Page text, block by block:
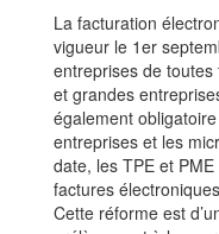
La facturation
vigueur le 1er
entreprises de toutes
et grandes
également
entreprises et les
date, les TPE et
factures
Cette réforme est